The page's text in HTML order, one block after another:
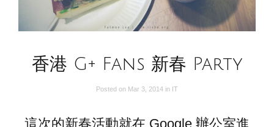
香港 G+ Fans 新春 Party
Posted on Mar 3, 2014 in IT
這次的新春活動就在 Google 辦公室進